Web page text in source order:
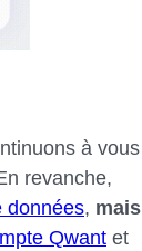
à vous
revanche,
données, mais
Qwant et